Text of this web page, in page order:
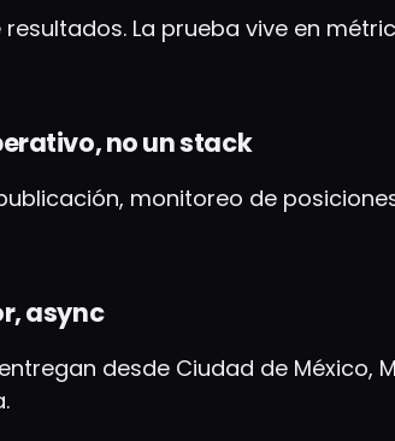
resultados. La prueba vive en
no un stack
monitoreo de
async
desde Ciudad de México,